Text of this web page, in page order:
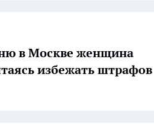
в Москве женщина
избежать штрафов